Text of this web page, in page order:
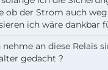
ob der Strom auch
ich wäre dankbar
nehme an diese Relais
gedacht ?